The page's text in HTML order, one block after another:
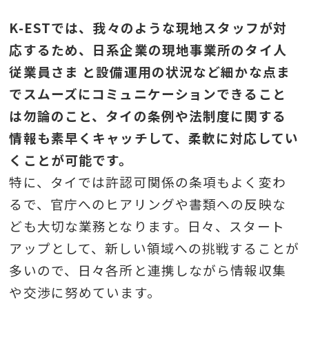
K-ESTでは、我々のような現地スタッフが対
応するため、日系企業の現地事業所のタイ人
従業員さま と設備運用の状況など細かな点ま
でスムーズにコミュニケーションできること
は勿論のこと、タイの条例や法制度に関する
情報も素早くキャッチして、柔軟に対応してい
くことが可能です。
特に、タイでは許認可関係の条項もよく変わ
るで、官庁へのヒアリングや書類への反映な
ども大切な業務となります。日々、スタート
アップとして、新しい領域への挑戦することが
多いので、日々各所と連携しながら情報収集
や交渉に努めています。